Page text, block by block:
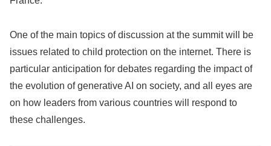
One of the main topics of discussion at the summit will be
issues related to child protection on the internet. There is
particular anticipation for debates regarding the impact of
the evolution of generative AI on society, and all eyes are
on how leaders from various countries will respond to
these challenges.